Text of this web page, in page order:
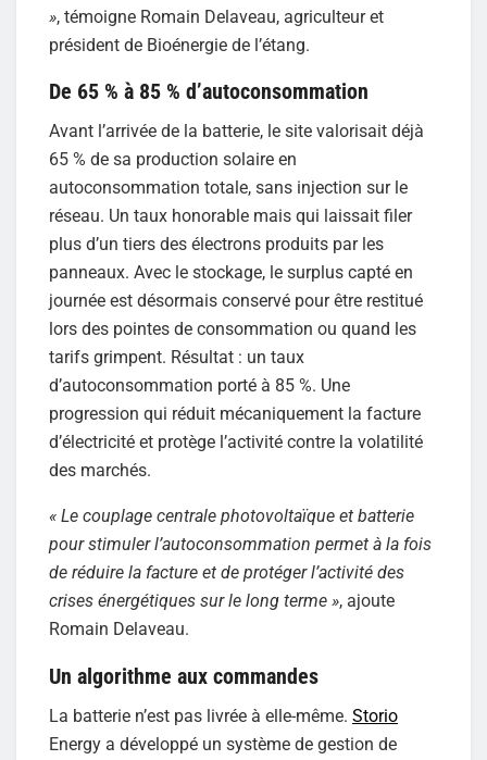
», témoigne Romain Delaveau, agriculteur et
président de Bioénergie de l’étang.
De 65 % à 85 % d’autoconsommation
Avant l’arrivée de la batterie, le site valorisait déjà
65 % de sa production solaire en
autoconsommation totale, sans injection sur le
réseau. Un taux honorable mais qui laissait filer
plus d’un tiers des électrons produits par les
panneaux. Avec le stockage, le surplus capté en
journée est désormais conservé pour être restitué
lors des pointes de consommation ou quand les
tarifs grimpent. Résultat : un taux
d’autoconsommation porté à 85 %. Une
progression qui réduit mécaniquement la facture
d’électricité et protège l’activité contre la volatilité
des marchés.
« Le couplage centrale photovoltaïque et batterie
pour stimuler l’autoconsommation permet à la fois
de réduire la facture et de protéger l’activité des
crises énergétiques sur le long terme », ajoute
Romain Delaveau.
Un algorithme aux commandes
La batterie n’est pas livrée à elle-même. Storio
Energy a développé un système de gestion de